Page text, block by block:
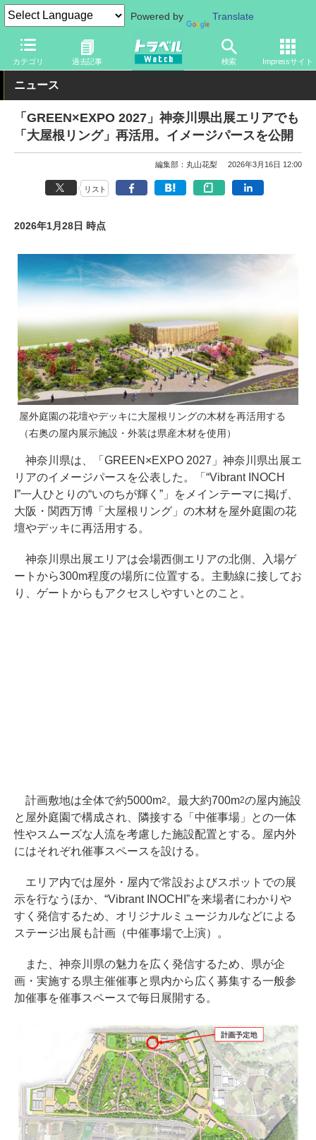
Powered by Translate
カテゴリ 過去記事 検索 Impressサイト
トラベル Watch イベント 国際博覧会 2027年国際園芸博覧会
ニュース
「GREEN×EXPO 2027」神奈川県出展エリアでも
「大屋根リング」再活用。イメージパースを公開
編集部：丸山花梨 2026年3月16日 12:00
リスト
2026年1月28日 時点
屋外庭園の花壇やデッキに大屋根リングの木材を再活用する
（右奥の屋内展示施設・外装は県産木材を使用）
神奈川県は、「GREEN×EXPO 2027」神奈川県出展エ
リアのイメージパースを公表した。「“Vibrant INOCH
I”一人ひとりの“いのちが輝く”」をメインテーマに掲げ、
大阪・関西万博「大屋根リング」の木材を屋外庭園の花
壇やデッキに再活用する。
神奈川県出展エリアは会場西側エリアの北側、入場ゲ
ートから300m程度の場所に位置する。主動線に接してお
り、ゲートからもアクセスしやすいとのこと。
計画敷地は全体で約5000m2 。最大約700m2の屋内施設
と屋外庭園で構成され、隣接する「中催事場」との一体
性やスムーズな人流を考慮した施設配置とする。屋内外
にはそれぞれ催事スペースを設ける。
エリア内では屋外・屋内で常設およびスポットでの展
示を行なうほか、“Vibrant INOCHI”を来場者にわかりや
すく発信するため、オリジナルミュージカルなどによる
ステージ出展も計画（中催事場で上演）。
また、神奈川県の魅力を広く発信するため、県が企
画・実施する県主催催事と県内から広く募集する一般参
加催事を催事スペースで毎日展開する。